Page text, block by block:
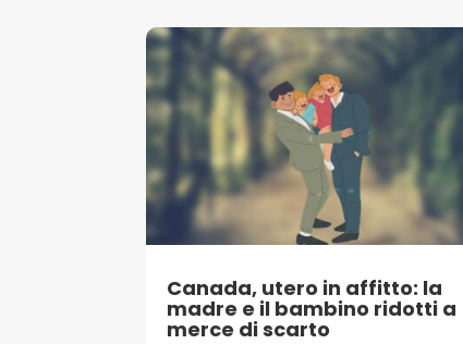
Canada, utero in affitto: la
madre e il bambino ridotti a
merce di scarto